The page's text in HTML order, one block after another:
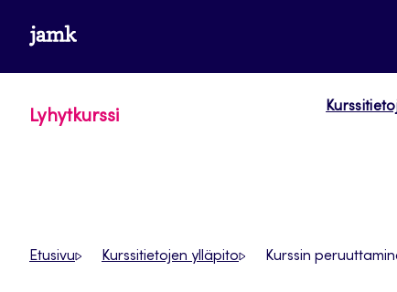
suoraan
sisältöön
www.jamk.fi
Lyhytkurssi
Etusivu Kurssitietojen ylläpito Kurssin